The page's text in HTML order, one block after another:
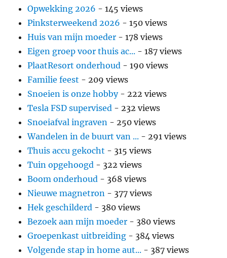
Opwekking 2026 - 145 views
Pinksterweekend 2026 - 150 views
Huis van mijn moeder - 178 views
Eigen groep voor thuis ac... - 187 views
PlaatResort onderhoud - 190 views
Familie feest - 209 views
Snoeien is onze hobby- 222 views
Tesla FSD supervised - 232 views
Snoeiafval ingraven - 250 views
Wandelen in de buurt van ... - 291 views
Thuis accu gekocht - 315 views
Tuin opgehoogd - 322 views
Boom onderhoud - 368 views
Nieuwe magnetron - 377 views
Hek geschilderd - 380 views
Bezoek aan mijn moeder - 380 views
Groepenkast uitbreiding - 384 views
Volgende stap in home aut... - 387 views